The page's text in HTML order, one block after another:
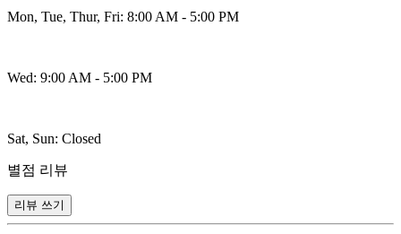
Mon, Tue, Thur, Fri: 8:00 AM - 5:00 PM
Wed: 9:00 AM - 5:00 PM
Sat, Sun: Closed
별점 리뷰
리뷰 쓰기